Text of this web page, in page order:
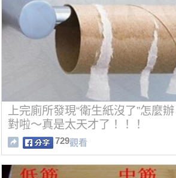
上完廁所發現“衛生紙沒了”怎麼
對啦～真是太天才了！！！
729觀看